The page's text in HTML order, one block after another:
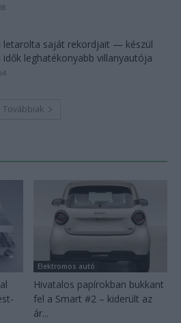
letarolta saját rekordjait — készül
idők leghatékonyabb villanyautója
Továbbiak
Elektromos autó
Hivatalos papírokban bukkant
fel a Smart #2 – kiderült az
ár...